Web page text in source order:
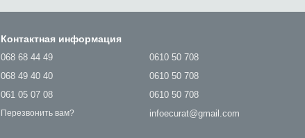
Контактная информация
068 68 44 49
068 49 40 40
061 05 07 08
Перезвонить вам?
0610 50 708
0610 50 708
0610 50 708
infoecurat@gmail.com